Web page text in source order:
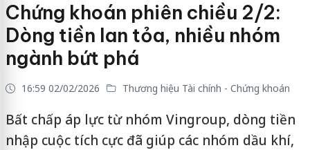
Chứng khoán phiên chiều 2/2:
Dòng tiền lan tỏa, nhiều nhóm
ngành bứt phá
16:59 02/02/2026 Thương hiệu Tài chính - Chứng khoán
Bất chấp áp lực từ nhóm Vingroup, dòng tiền
nhập cuộc tích cực đã giúp các nhóm dầu khí,